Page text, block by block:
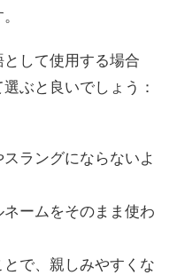
して使用する場合
ぶと良いでしょう：
ラングにならないよ
ネームをそのまま使わ
とで、親しみやすくな